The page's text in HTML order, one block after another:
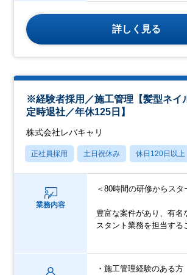
詳しく見る
※経験者採用／施工管理【髪型ネイ
定時退社／年休125日】
株式会社レバキャリ
正社員採用 土日祝休み 休日120日以上
業務内容
＜80時間の研修からスタ
豊富な案件があり、有名
スタント業務を担当する
・施工管理経験のある方